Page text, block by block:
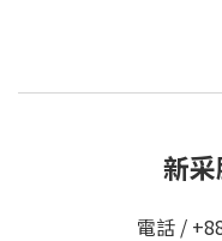
新
電話 /